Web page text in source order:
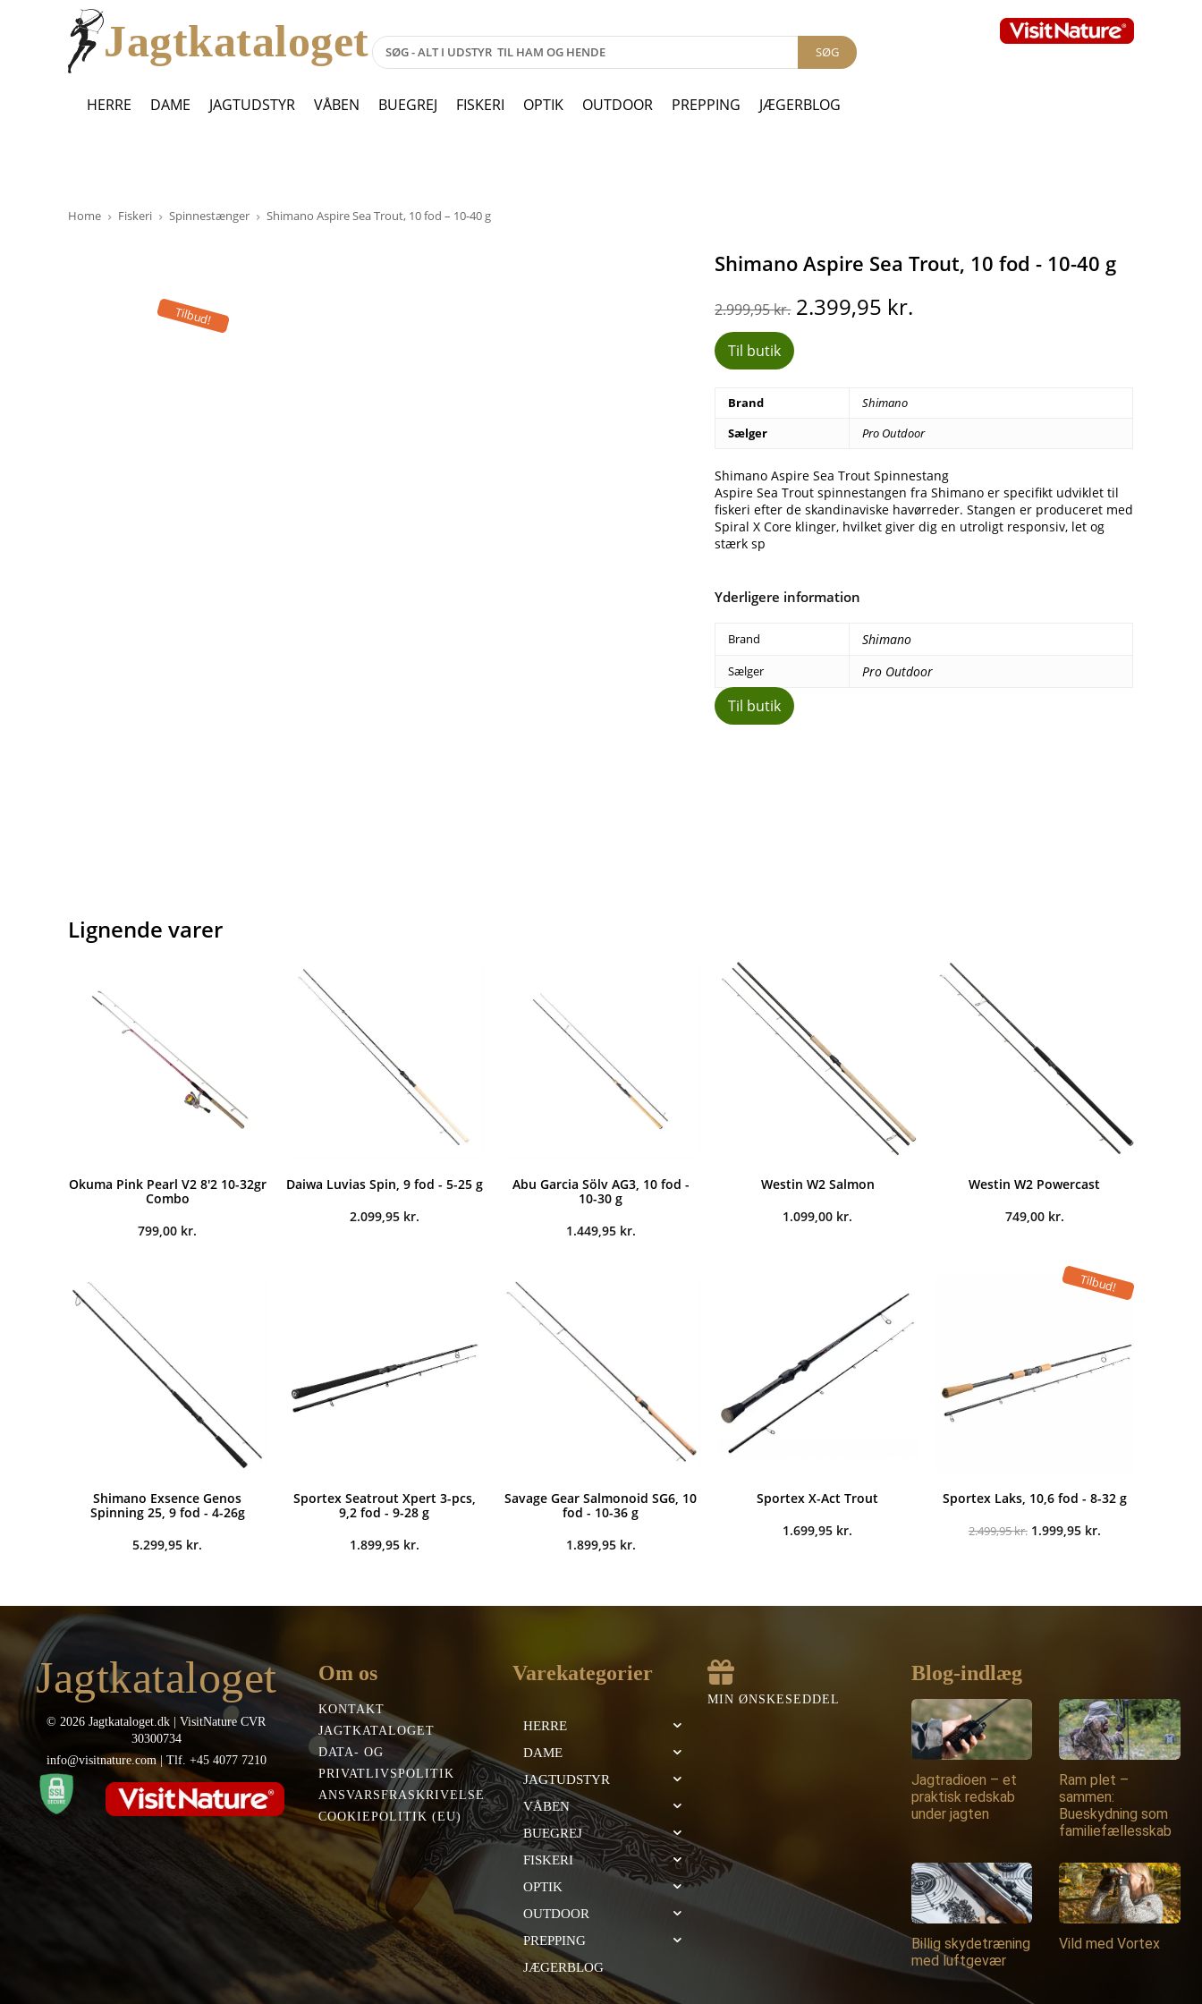
Jagtkataloget SØG
HERRE DAME JAGTUDSTYR VÅBEN BUEGREJ FISKERI OPTIK OUTDOOR PREPPING JÆGERBLOG
Home Fiskeri Spinnestænger Shimano Aspire Sea Trout, 10 fod – 10-40 g
Tilbud!
Shimano Aspire Sea Trout, 10 fod - 10-40 g
2.999,95kr. Den
oprindelige
2.399,95 kr.
Til butik
Brand
Shimano
Sælger
Pro Outdoor
Shimano Aspire Sea Trout Spinnestang
Aspire Sea Trout spinnestangen fra Shimano er specifikt udviklet til
fiskeri efter de skandinaviske havørreder. Stangen er produceret med
Spiral X Core klinger, hvilket giver dig en utroligt responsiv, let og
stærk sp
Yderligere information
Brand Shimano
Sælger Pro Outdoor
Til butik
Lignende varer
Okuma Pink Pearl V2 8'2 10-32gr
Combo
799,00 kr.
Daiwa Luvias Spin, 9 fod - 5-25 g
2.099,95 kr.
Abu Garcia Sölv AG3, 10 fod -
10-30 g
1.449,95 kr.
Westin W2 Salmon
1.099,00 kr.
Westin W2 Powercast
749,00 kr.
Shimano Exsence Genos
Spinning 25, 9 fod - 4-26g
5.299,95 kr.
Sportex Seatrout Xpert 3-pcs,
9,2 fod - 9-28 g
1.899,95 kr.
Savage Gear Salmonoid SG6, 10
fod - 10-36 g
1.899,95 kr.
Sportex X-Act Trout
1.699,95 kr.
Tilbud!
Sportex Laks, 10,6 fod - 8-32 g
2.499,95kr. Den
1.999,95 kr.
Jagtkataloget
© 2026 Jagtkataloget.dk | VisitNature CVR
30300734
info@visitnature.com | Tlf. +45 4077 7210
Om os
KONTAKT
JAGTKATALOGET
DATA- OG
PRIVATLIVSPOLITIK
ANSVARSFRASKRIVELSE
COOKIEPOLITIK (EU)
Varekategorier
HERRE
DAME
JAGTUDSTYR
VÅBEN
BUEGREJ
FISKERI
OPTIK
OUTDOOR
PREPPING
JÆGERBLOG
MIN ØNSKESEDDEL
Blog-indlæg
Jagtradioen – et
praktisk redskab
under jagten
Ram plet –
sammen:
Bueskydning som
familiefællesskab
Billig skydetræning
med luftgevær
Vild med Vortex